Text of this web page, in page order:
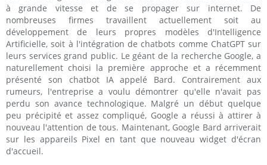
à grande vitesse et de se propager sur internet. De
nombreuses firmes travaillent actuellement soit au
développement de leurs propres modèles d'Intelligence
Artificielle, soit à l'intégration de chatbots comme ChatGPT sur
leurs services grand public. Le géant de la recherche Google, a
naturellement choisi la première approche et a récemment
présenté son chatbot IA appelé Bard. Contrairement aux
rumeurs, l'entreprise a voulu démontrer qu'elle n'avait pas
perdu son avance technologique. Malgré un début quelque
peu précipité et assez compliqué, Google a réussi à attirer à
nouveau l'attention de tous. Maintenant, Google Bard arriverait
sur les appareils Pixel en tant que nouveau widget d'écran
d'accueil.